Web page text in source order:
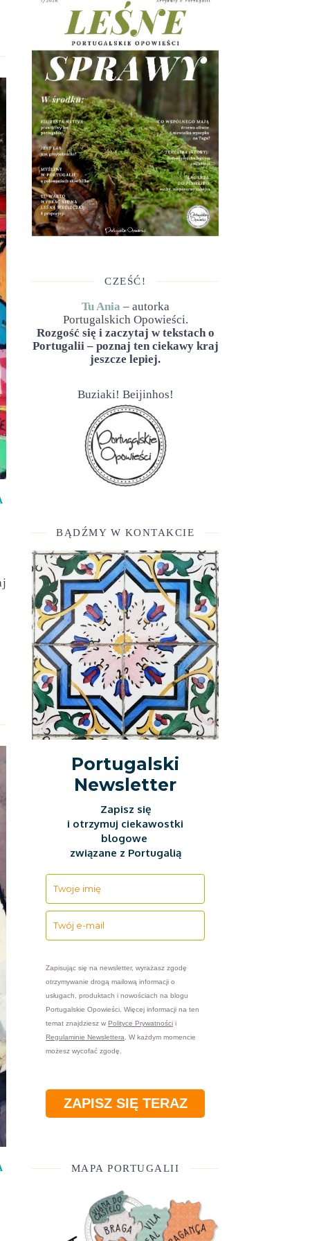
CZEŚĆ!
Tu Ania – autorka
Portugalskich Opowieści.
Rozgość się i zaczytaj w tekstach o
Portugalii – poznaj ten ciekawy kraj
jeszcze lepiej.
Buziaki! Beijinhos!
BĄDŹMY W KONTAKCIE
Portugalski
Newsletter
Zapisz się
i otrzymuj ciekawostki
blogowe
związane z Portugalią
Zapisując się na newsletter, wyrażasz zgodę
otrzymywanie drogą mailową informacji o
usługach, produktach i nowościach na blogu
Portugalskie Opowieści. Więcej informacji na ten
temat znajdziesz w Polityce Prywatności i
Regulaminie Newslettera . W każdym momencie
możesz wycofać zgodę.
ZAPISZ SIĘ TERAZ
MAPA PORTUGALII